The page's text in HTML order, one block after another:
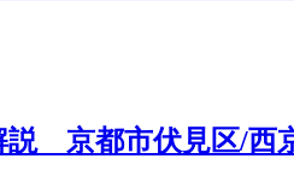
京都市伏見区/西